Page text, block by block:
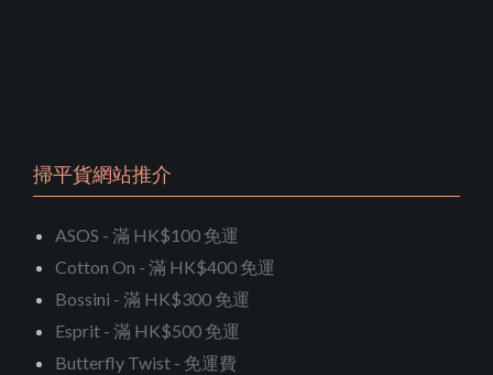
掃平貨網站推介
ASOS - 滿 HK$100 免運
Cotton On - 滿 HK$400 免運
Bossini - 滿 HK$300 免運
Esprit - 滿 HK$500 免運
Butterfly Twist - 免運費